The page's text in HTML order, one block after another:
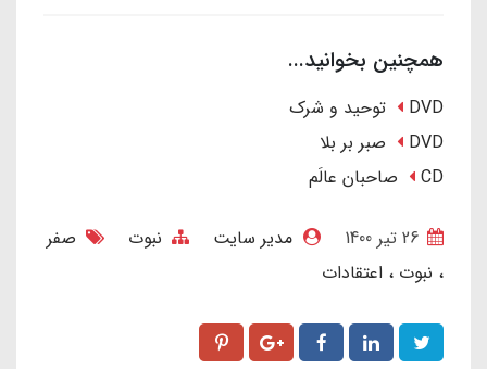
همچنین بخوانید...
DVD توحید و شرک
DVD صبر بر بلا
CD صاحبان عالَم
مدیر سایت نبوت
صفر
نبوت
اعتقادات